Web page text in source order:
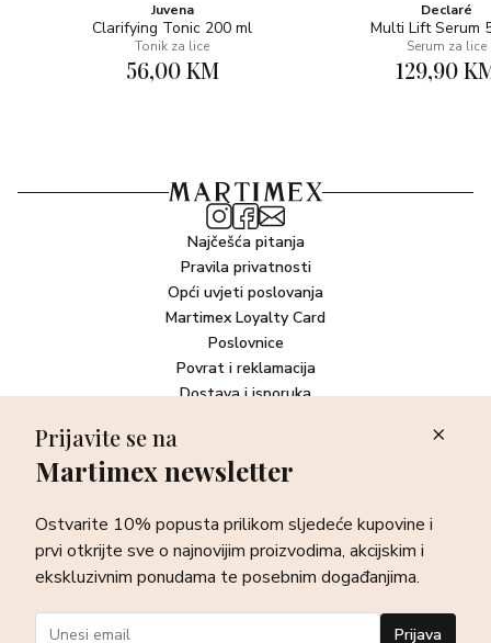
Juvena
Clarifying Tonic 200 ml
Tonik za lice
56,00 KM
Declaré
Multi Lift Serum
Serum za lice
129,90
Najčešća pitanja
Pravila privatnosti
Opći uvjeti poslovanja
Martimex Loyalty Card
Poslovnice
Povrat i reklamacija
Dostava i isporuka
Newsletter
sve o najnovijim proizvodima, akcijskim i ekskluzivnim
ponudama te posebnim događanjima.
Prijava
Prijavite se na
Martimex newsletter
Ostvarite 10% popusta prilikom sljedeće kupovine i
prvi otkrijte sve o najnovijim proizvodima, akcijskim i
ekskluzivnim ponudama te posebnim događanjima.
Prijava